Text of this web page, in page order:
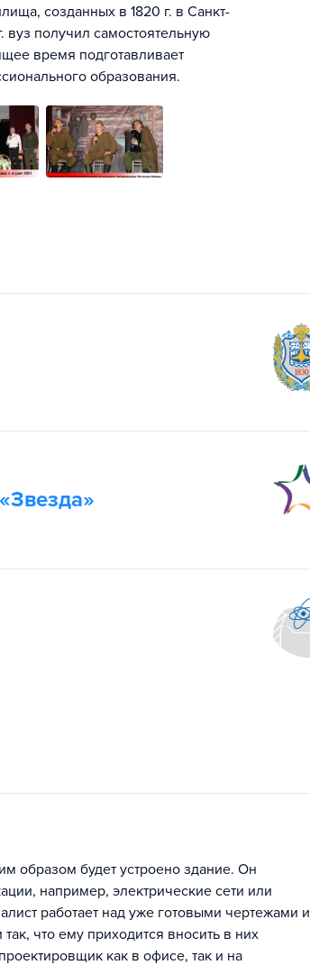
созданных в 1820 г. в Санкт-
вуз получил самостоятельную
время подготавливает
образования.
образом будет устроено здание. Он
например, электрические сети или
работает над уже готовыми чертежами и
что ему приходится вносить в них
как в офисе, так и на